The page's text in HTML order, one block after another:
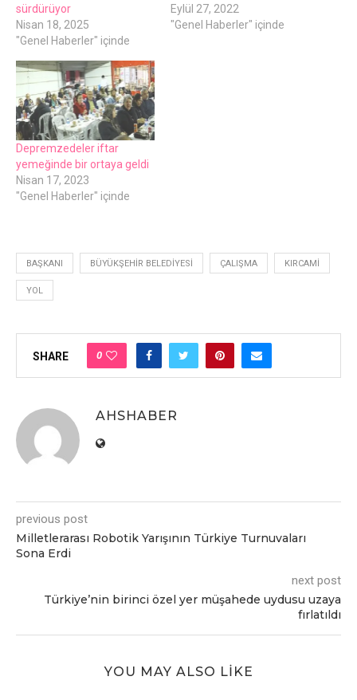
sürdürüyor
Nisan 18, 2025
"Genel Haberler" içinde
Eylül 27, 2022
"Genel Haberler" içinde
Depremzedeler iftar
yemeğinde bir ortaya geldi
Nisan 17, 2023
"Genel Haberler" içinde
BAŞKANI BÜYÜKŞEHIR BELEDIYESI ÇALIŞMA KIRCAMI
YOL
SHARE 0
AHSHABER
previous post
Milletlerarası Robotik Yarışının Türkiye Turnuvaları
Sona Erdi
next post
Türkiye’nin birinci özel yer müşahede uydusu uzaya
fırlatıldı
YOU MAY ALSO LIKE